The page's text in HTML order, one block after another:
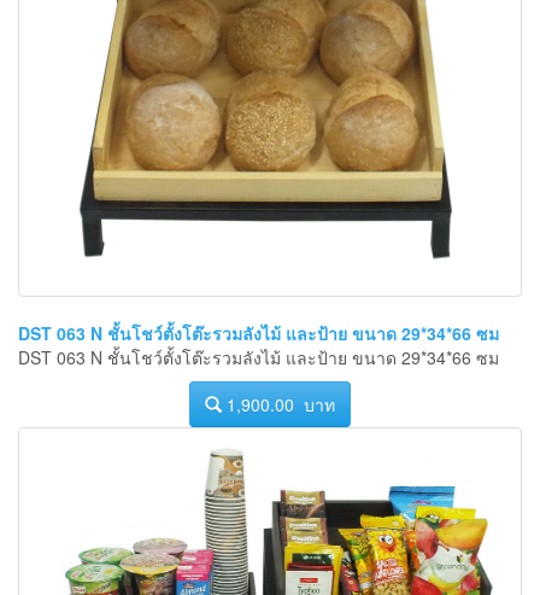
DST 063 N ชั้นโชว์ตั้งโต๊ะรวมลังไม้ และป้าย ขนาด 29*34*66 ซม
DST 063 N ชั้นโชว์ตั้งโต๊ะรวมลังไม้ และป้าย ขนาด 29*34*66 ซม
1,900.00 บาท